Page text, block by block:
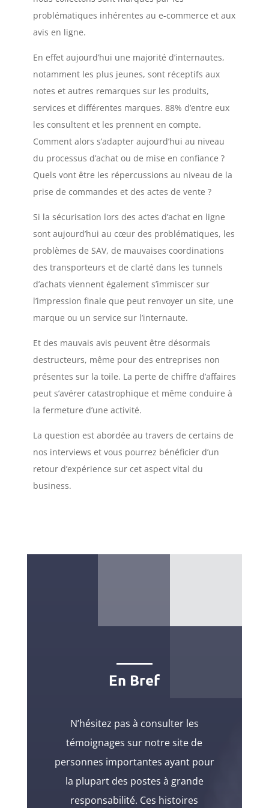
problématiques inhérentes au e-commerce et aux
avis en ligne.
En effet aujourd’hui une majorité d’internautes,
notamment les plus jeunes, sont réceptifs aux
notes et autres remarques sur les produits,
services et différentes marques. 88% d’entre eux
les consultent et les prennent en compte.
Comment alors s’adapter aujourd’hui au niveau
du processus d’achat ou de mise en confiance ?
Quels vont être les répercussions au niveau de la
prise de commandes et des actes de vente ?
Si la sécurisation lors des actes d’achat en ligne
sont aujourd’hui au cœur des problématiques, les
problèmes de SAV, de mauvaises coordinations
des transporteurs et de clarté dans les tunnels
d’achats viennent également s’immiscer sur
l’impression finale que peut renvoyer un site, une
marque ou un service sur l’internaute.
Et des mauvais avis peuvent être désormais
destructeurs, même pour des entreprises non
présentes sur la toile. La perte de chiffre d’affaires
peut s’avérer catastrophique et même conduire à
la fermeture d’une activité.
La question est abordée au travers de certains de
nos interviews et vous pourrez bénéficier d’un
retour d’expérience sur cet aspect vital du
business.
En Bref
N’hésitez pas à consulter les
témoignages sur notre site de
personnes importantes ayant pour
la plupart des postes à grande
responsabilité. Ces histoires